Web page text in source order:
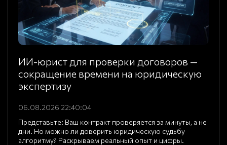
ИИ-юрист для проверки договоров —
сокращение времени на юридическую
экспертизу
06.08.2026 22:40:04
Представьте: Ваш контракт проверяется за минуты, а не
дни. Но можно ли доверить юридическую судьбу
алгоритму? Раскрываем реальный опыт и цифры.